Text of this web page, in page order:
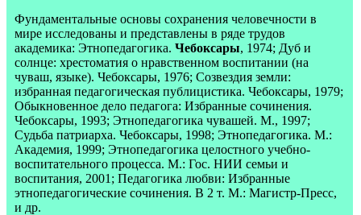
Фундаментальные основы сохранения человечности в
мире исследованы и представлены в ряде трудов
академика: Этнопедагогика. Чебоксары, 1974; Дуб и
солнце: хрестоматия о нравственном воспитании (на
чуваш, языке). Чебоксары, 1976; Созвездия земли:
избранная педагогическая публицистика. Чебоксары, 1979;
Обыкновенное дело педагога: Избранные сочинения.
Чебоксары, 1993; Этнопедагогика чувашей. М., 1997;
Судьба патриарха. Чебоксары, 1998; Этнопедагогика. М.:
Академия, 1999; Этнопедагогика целостного учебно-
воспитательного процесса. М.: Гос. НИИ семьи и
воспитания, 2001; Педагогика любви: Избранные
этнопедагогические сочинения. В 2 т. М.: Магистр-Пресс,
и др.